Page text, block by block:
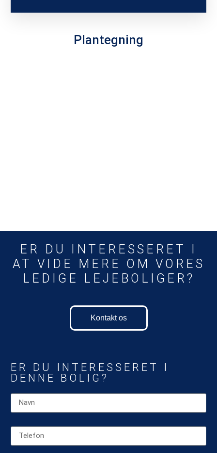
Plantegning
ER DU INTERESSERET I
AT VIDE MERE OM VORES
LEDIGE LEJEBOLIGER?
Kontakt os
ER DU INTERESSERET I
DENNE BOLIG?